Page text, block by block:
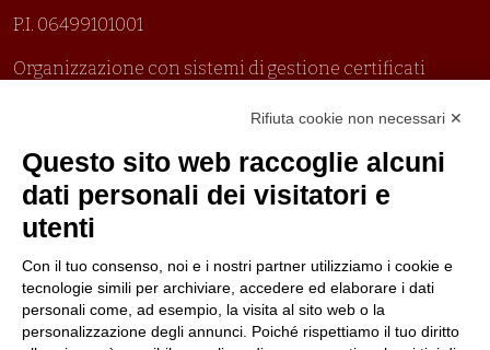
P.I. 06499101001
Organizzazione con sistemi di gestione certificati
Politica antibullismo
Piè di pagina
Contatti Seguici su
Rifiuta cookie non necessari ✕
Questo sito web raccoglie alcuni
dati personali dei visitatori e
utenti
Con il tuo consenso, noi e i nostri partner utilizziamo i cookie e
tecnologie simili per archiviare, accedere ed elaborare i dati
personali come, ad esempio, la visita al sito web o la
personalizzazione degli annunci. Poiché rispettiamo il tuo diritto